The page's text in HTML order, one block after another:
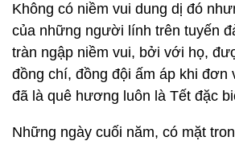
Không có niềm vui dung dị đó
của những người lính trên tuyến
tràn ngập niềm vui, bởi với họ,
đồng chí, đồng đội ấm áp khi đơn
đã là quê hương luôn là Tết đặc
Những ngày cuối năm, có mặt